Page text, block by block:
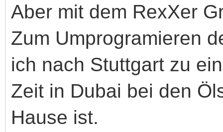
Aber mit dem RexXer
Zum Umprogramieren
ich nach Stuttgart zu
Zeit in Dubai bei den
Hause ist.